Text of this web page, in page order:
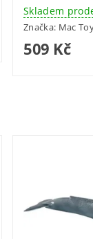
Skladem
Značka: Mac
509 Kč